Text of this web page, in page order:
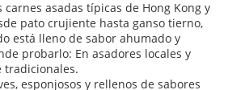
carnes asadas típicas de Hong Kong y
pato crujiente hasta ganso tierno,
está lleno de sabor ahumado y
probarlo: En asadores locales y
tradicionales.
esponjosos y rellenos de sabores